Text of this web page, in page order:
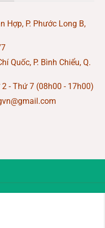
Hợp, P. Phước Long B,
Quốc, P. Bình Chiểu, Q.
- Thứ 7 (08h00 - 17h00)